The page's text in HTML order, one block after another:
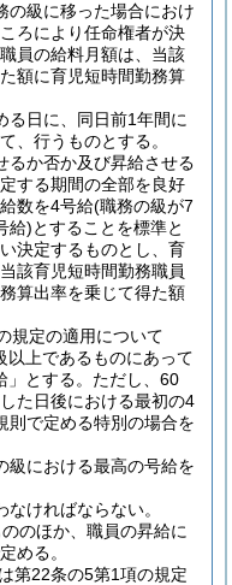
の級に移った場合におけ
ろにより任命権者が決
員の給料月額は、当該
額に育児短時間勤務算
る日に、同日前1年間に
、行うものとする。
るか否か及び昇給させる
する期間の全部を良好
数を4号給(職務の級が7
給)とすることを標準と
決定するものとし、育
該育児短時間勤務職員
算出率を乗じて得た額
規定の適用について
以上であるものにあって
とする。 ただし、60
た日後における最初の4
則で定める特別の場合を
級における最高の号給を
ければならない。
のほか、職員の昇給に
める。
第22条の5第1項の規定